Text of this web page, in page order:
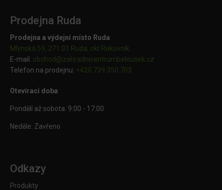
Prodejna Ruda
Prodejna a výdejní místo Ruda
Mlýnská 59, 271 01 Ruda, okr.Rakovník
E-mail: obchod@zahradnicentrumbelousek.cz
Telefon na prodejnu: +420 739 350 703
Otevírací doba
Pondělí až sobota: 9:00 - 17:00
Neděle: Zavřeno
Odkazy
Produkty